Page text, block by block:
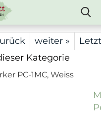
weiter »
Kategorie
PC-1MC, Weiss